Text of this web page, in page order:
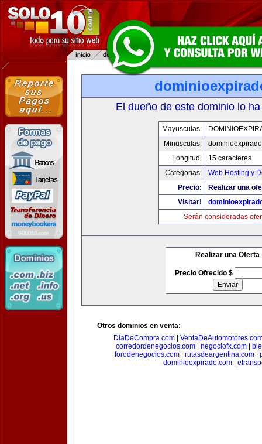
El dueño de este dominio lo
Mayusculas:
Minusculas:
Longitud:
15 caracteres
Categorias:
Web Hosting y
Precio:
Realizar una
Visitar!
Serán consideradas
Realizar una Oferta
Precio Ofrecido $
Otros dominios en venta:
DiaDeCompra.com|
corredordenegocios.com
negociofx.com
forodenegocios.com| rutasdeargentina.com|
dominioexpirado.com|